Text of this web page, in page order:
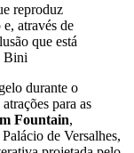
reproduz
através de
que está
Bini
durante o
para as
Fountain,
de Versalhes,